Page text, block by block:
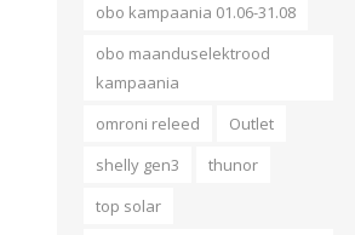
obo kampaania 01.06-31.08
obo maanduselektrood
kampaania
omroni releed
Outlet
shelly gen3
thunor
top solar